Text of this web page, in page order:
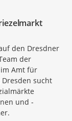
den Dresdner
der
Amt für
sucht
und -